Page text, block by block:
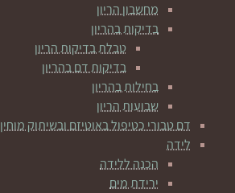
מחשבון הריון
בדיקות בהריון
טבלת בדיקות הריון
בדיקות דם בהריון
בחילות בהריון
שבועות הריון
דם טבורי כטיפול באוטיזם ובשיתוק מוחין
לידה
הכנה ללידה
ירידת מים